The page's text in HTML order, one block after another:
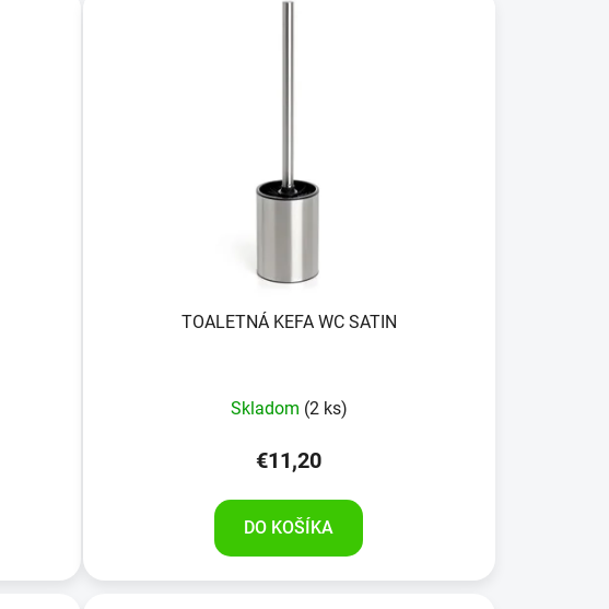
TOALETNÁ KEFA WC SATIN
Skladom (2 ks)
€11,20
DO KOŠÍKA